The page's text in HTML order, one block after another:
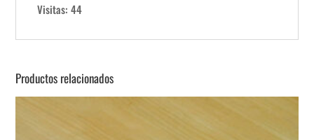
Visitas: 44
Productos relacionados